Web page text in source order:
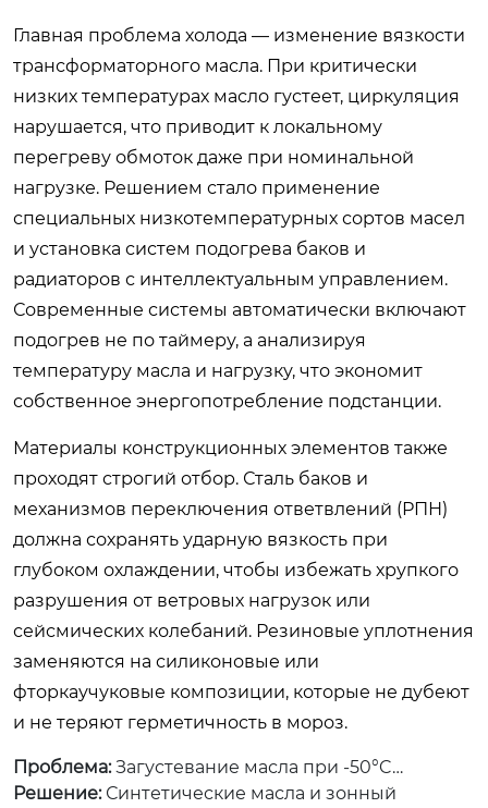
Главная проблема холода — изменение вязкости
трансформаторного масла. При критически
низких температурах масло густеет, циркуляция
нарушается, что приводит к локальному
перегреву обмоток даже при номинальной
нагрузке. Решением стало применение
специальных низкотемпературных сортов масел
и установка систем подогрева баков и
радиаторов с интеллектуальным управлением.
Современные системы автоматически включают
подогрев не по таймеру, а анализируя
температуру масла и нагрузку, что экономит
собственное энергопотребление подстанции.
Материалы конструкционных элементов также
проходят строгий отбор. Сталь баков и
механизмов переключения ответвлений (РПН)
должна сохранять ударную вязкость при
глубоком охлаждении, чтобы избежать хрупкого
разрушения от ветровых нагрузок или
сейсмических колебаний. Резиновые уплотнения
заменяются на силиконовые или
фторкаучуковые композиции, которые не дубеют
и не теряют герметичность в мороз.
Проблема:Загустевание масла при -50°C…
Решение:Синтетические масла и зонный